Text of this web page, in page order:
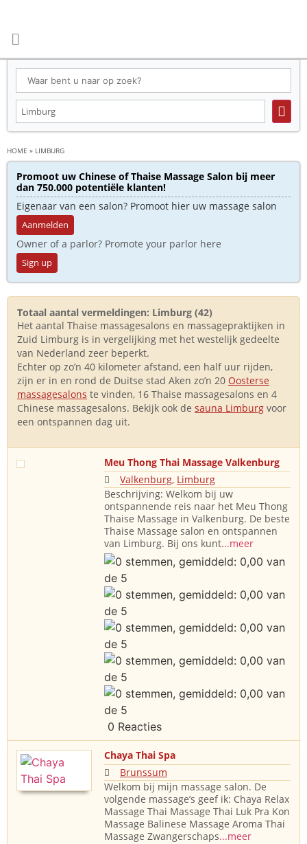
HOME » LIMBURG
Promoot uw Chinese of Thaise Massage Salon bij meer
dan 750.000 potentiële klanten!
Eigenaar van een salon? Promoot hier uw massage salon
Aanmelden
Owner of a parlor? Promote your parlor here
Sign up
Totaal aantal vermeldingen: Limburg (42)
Het aantal Thaise massagesalons en massagepraktijken in
Zuid Limburg is in vergelijking met het westelijk gedeelte
van Nederland zeer beperkt.
Echter op zo’n 40 kilometer afstand, een half uur rijden,
zijn er in en rond de Duitse stad Aken zo’n 20 Oosterse
massagesalons te vinden, 16 Thaise massagesalons en 4
Chinese massagesalons. Bekijk ook de sauna Limburg voor
een ontspannen dag uit.
Meu Thong Thai Massage Valkenburg
Valkenburg, Limburg
Beschrijving: Welkom bij uw
ontspannende reis naar het Meu Thong
Thaise Massage in Valkenburg. De beste
Thaise Massage salon en ontspannen
van Limburg. Bij ons kunt...meer
0 Reacties
Chaya Thai Spa
Brunssum
Welkom bij mijn massage salon. De
volgende massage’s geef ik: Chaya Relax
Massage Thai Massage Thai Luk Pra Kon
Massage Balinese Massage Aroma Thai
Massage Zwangerschaps...meer